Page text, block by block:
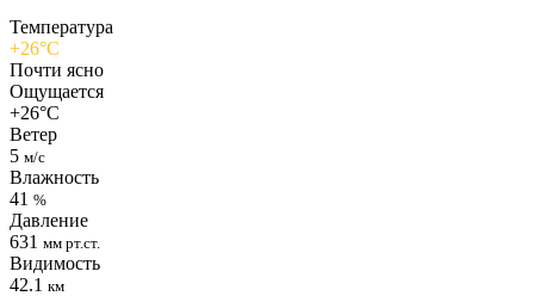
Температура
+26°C
Почти ясно
Ощущается
+26°C
Ветер
5 м/с
Влажность
41 %
Давление
631 мм рт.ст.
Видимость
42.1 км